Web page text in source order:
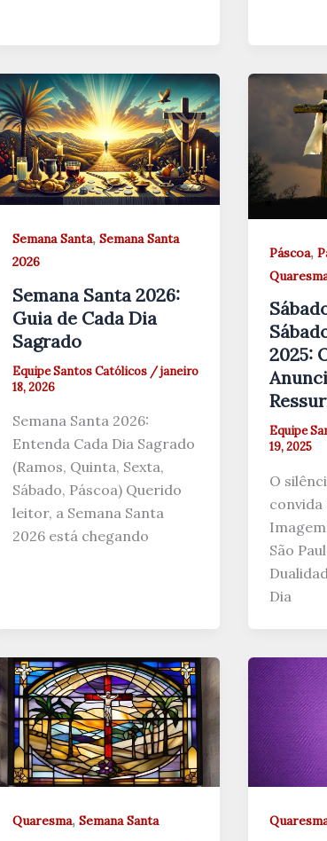
Semana Santa, Semana Santa
2026
Semana Santa 2026:
Guia de Cada Dia
Sagrado
Equipe Santos Católicos /janeiro
18, 2026
Semana Santa 2026:
Entenda Cada Dia Sagrado
(Ramos, Quinta, Sexta,
Sábado, Páscoa) Querido
leitor, a Semana Santa
2026 está chegando
Páscoa,
2025:
Equipe
19, 2025
O
convida
São
Dia
Quaresma, Semana Santa